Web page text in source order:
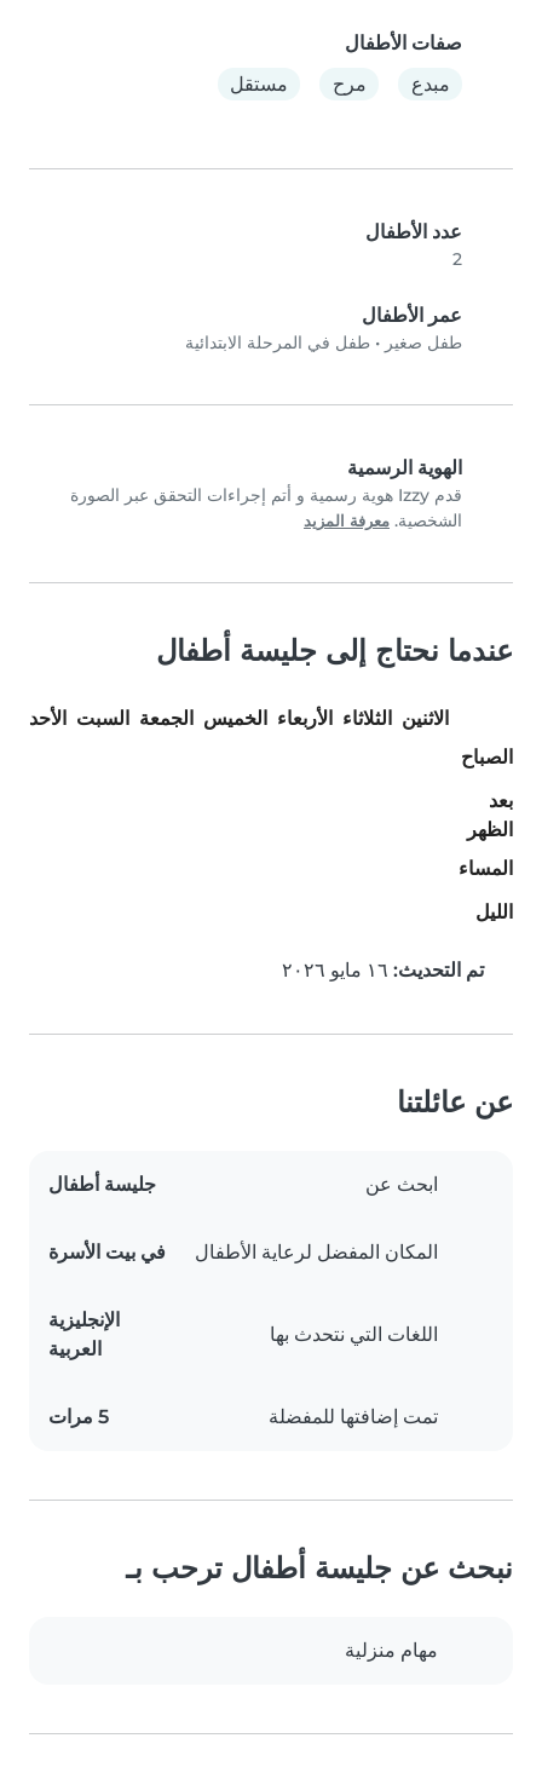
صفات الأطفال
مبدع
مرح مستقل
عدد الأطفال
2
عمر الأطفال
طفل صغير • طفل في المرحلة الابتدائية
الهوية الرسمية
قدم Izzy هوية رسمية و أتم إجراءات التحقق عبر الصورة
الشخصية. معرفة المزيد
عندما نحتاج إلى جليسة أطفال
الاثنين الثلاثاء الأربعاء الخميس الجمعة السبت
الأحد
الصباح
بعد
الظهر
المساء
الليل
تم التحديث:
عن عائلتنا
ابحث عن جليسة أطفال
المكان المفضل لرعاية الأطفال في بيت الأسرة
اللغات التي نتحدث بها
الإنجليزية
العربية
تمت إضافتها للمفضلة 5 مرات
نبحث عن جليسة أطفال ترحب بـ
مهام منزلية